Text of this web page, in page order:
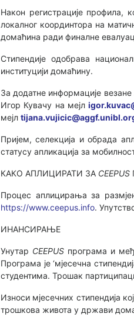
Након регистрације профила,
локалног координтора на
домаћина ради финалне
Стипендије одобрава
институцији домаћину.
За додатне информације
Игор Кувачу на мејл
мејл
Пријем, селекција и обрада
статусу апликација за
КАКО АПЛИЦИРАТИ ЗА CEEPUS
Процес аплицирања за
https://www.ceepus.info.
ИНАНСИРАЊЕ
Унутар CEEPUS програма и
Програма је ‘мјесечна
студентима. Трошак
Износи мјесечних стипендија
трошкова живота у држави